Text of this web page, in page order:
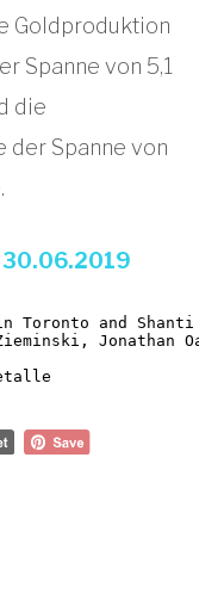
Goldproduktion
Spanne von 5,1
die
der Spanne von
Toronto and
Jonathan